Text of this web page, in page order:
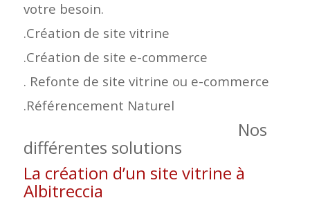
votre besoin.
.Création de site vitrine
.Création de site e-commerce
. Refonte de site vitrine ou e-commerce
.Référencement Naturel
Nos
différentes solutions
La création d’un site vitrine à
Albitreccia